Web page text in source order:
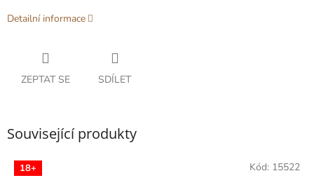
Detailní informace
ZEPTAT SE SDÍLET
Související produkty
18+ Kód: 15522